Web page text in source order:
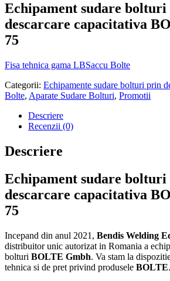
Echipament sudare
descarcare capacitativa
75
Fisa tehnica gama LBSaccu Bolte
Categorii: Echipamente sudare bolturi prin
Bolte, Aparate Sudare Bolturi, Promotii
Descriere
Recenzii (0)
Descriere
Echipament sudare
descarcare capacitativa
75
Incepand din anul 2021, Bendis Welding
distribuitor unic autorizat in Romania a
bolturi BOLTE Gmbh. Va stam la
tehnica si de pret privind produsele BOLTE.